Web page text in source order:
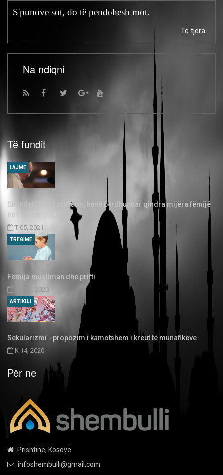
S'punove sot, do të pendohesh mot.
Të tjera
Na ndiqni
Të fundit
Skandal: 3.000 priftërinj kanë përdhunuar qindra mijëra fëmijë
në Francë
T 05, 2021
LAJME
Fëmija musliman dhe prifti
SH 03, 2020
TREGIME
Sekularizmi - propozim i kamotshëm i kreut të munafikëve
K 14, 2020
ARTIKUJ
Për ne
Prishtinë, Kosovë
infoshembulli@gmail.com